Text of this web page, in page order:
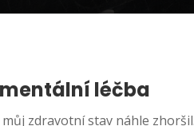
léčba
můj zdravotní stav náhle